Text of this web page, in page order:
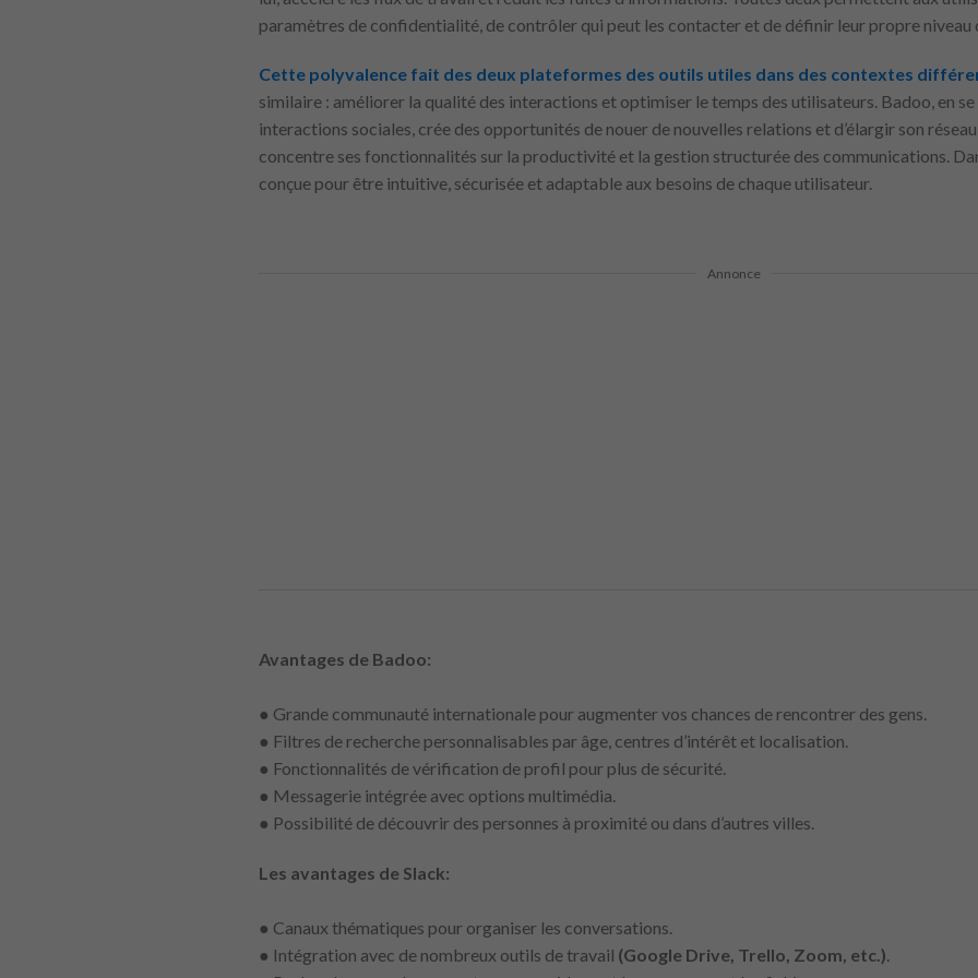
paramètres de confidentialité, de contrôler qui peut les contacter et de définir leur propre niveau
Cette polyvalence fait des deux plateformes des outils utiles dans des contextes
similaire : améliorer la qualité des interactions et optimiser le temps des utilisateurs. Badoo, en
interactions sociales, crée des opportunités de nouer de nouvelles relations et d’élargir son
concentre ses fonctionnalités sur la productivité et la gestion structurée des communications.
conçue pour être intuitive, sécurisée et adaptable aux besoins de chaque utilisateur.
Annonce
Avantages de Badoo:
● Grande communauté internationale pour augmenter vos chances de rencontrer des gens.
● Filtres de recherche personnalisables par âge, centres d’intérêt et localisation.
● Fonctionnalités de vérification de profil pour plus de sécurité.
● Messagerie intégrée avec options multimédia.
● Possibilité de découvrir des personnes à proximité ou dans d’autres villes.
Les avantages de Slack:
● Canaux thématiques pour organiser les conversations.
● Intégration avec de nombreux outils de travail (Google Drive, Trello, Zoom, etc.).